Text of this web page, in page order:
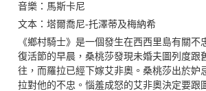
音樂：馬斯卡尼
文本：塔爾喬尼-托澤蒂及梅納希
《鄉村騎士》是一個發生在西西里島有關不
復活節的早晨，桑桃莎發現未婚夫圖列度跟
往，而羅拉已經下嫁艾非奧。 桑桃莎出於妒
拉對他的不忠。惱羞成怒的艾非奧決定要跟